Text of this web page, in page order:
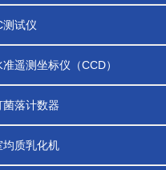
测试仪
遥测坐标仪（CCD）
菌落计数器
均质乳化机